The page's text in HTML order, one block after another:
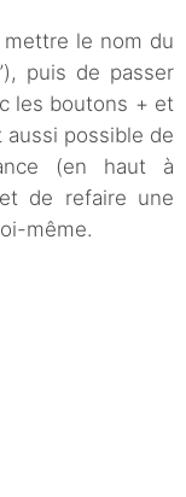
le nom du
puis de passer
les boutons + et
aussi possible de
(en haut à
de refaire une
même.